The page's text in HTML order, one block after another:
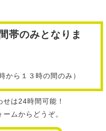
帯のみとなりま
から１３時の間のみ）
は24時間可能！
ムからどうぞ。